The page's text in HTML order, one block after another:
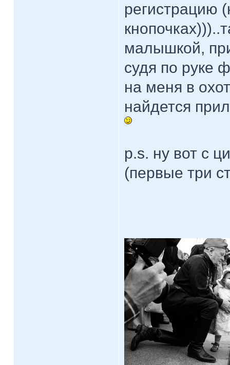
регистрацию
малышкой,
судя по руке
на меня в
найдется
p.s. ну вот с
(первые три